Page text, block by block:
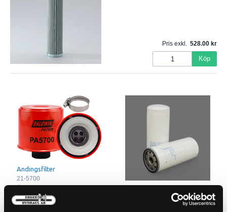
Pris exkl. 528.00
Köp
Andingsfilter
21-5700